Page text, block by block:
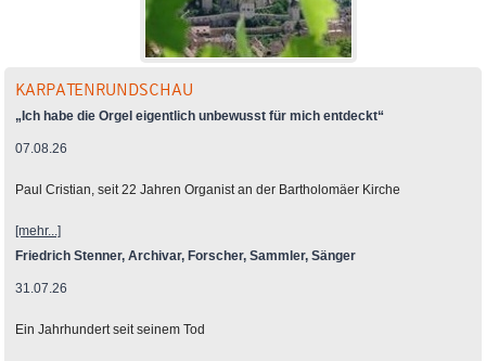
KARPATENRUNDSCHAU
„Ich habe die Orgel eigentlich unbewusst für mich entdeckt“
07.08.26
Paul Cristian, seit 22 Jahren Organist an der Bartholomäer Kirche
[mehr...]
Friedrich Stenner, Archivar, Forscher, Sammler, Sänger
31.07.26
Ein Jahrhundert seit seinem Tod